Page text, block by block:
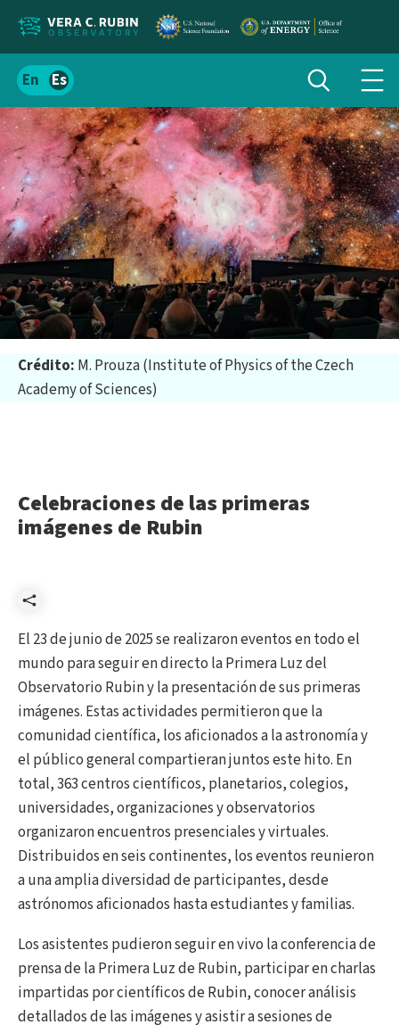
Localizar
el
contenido
del
sitio
Español
Alternar
búsqueda
de
Crédito: M. Prouza (Institute of Physics of the Czech
Academy of Sciences)
Celebraciones de las primeras
imágenes de Rubin
Compartir
El 23 de junio de 2025 se realizaron eventos en todo el
mundo para seguir en directo la Primera Luz del
Observatorio Rubin y la presentación de sus primeras
imágenes. Estas actividades permitieron que la
comunidad científica, los aficionados a la astronomía y
el público general compartieran juntos este hito. En
total, 363 centros científicos, planetarios, colegios,
universidades, organizaciones y observatorios
organizaron encuentros presenciales y virtuales.
Distribuidos en seis continentes, los eventos reunieron
a una amplia diversidad de participantes, desde
astrónomos aficionados hasta estudiantes y familias.
Los asistentes pudieron seguir en vivo la conferencia de
prensa de la Primera Luz de Rubin, participar en charlas
impartidas por científicos de Rubin, conocer análisis
detallados de las imágenes y asistir a sesiones de